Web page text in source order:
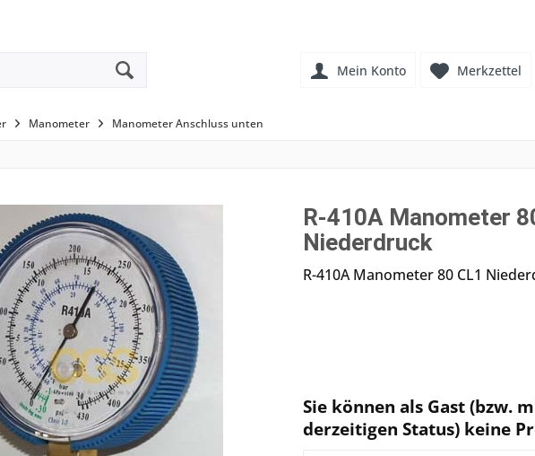
Merkzettel
Mein Konto
Manometer Manometer Anschluss unten
R-410A Manometer
Niederdruck
R-410A Manometer 80 CL1
Sie können als Gast (bzw.
derzeitigen Status) keine